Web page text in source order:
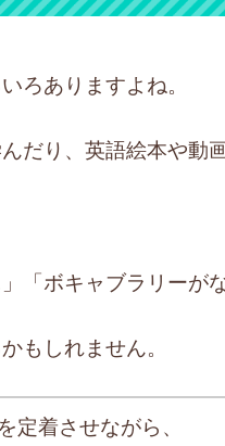
ろありますよね。
だり、英語絵本や動
「ボキャブラリーが
もしれません。
定着させながら、